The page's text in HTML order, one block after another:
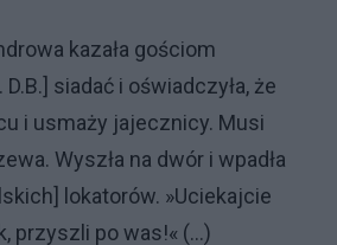
kazała gościom
siadać i oświadczyła, że
i usmaży jajecznicy. Musi
Wyszła na dwór i wpadła
lokatorów. »Uciekajcie
przyszli po was!« (...)